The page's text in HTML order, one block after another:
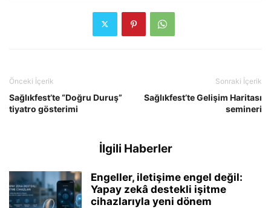
Önceki İçerik
Sağlıkfest’te “Doğru Duruş”
tiyatro gösterimi
Sonraki İçerik
Sağlıkfest’te Gelişim Haritası
semineri
İlgili Haberler
Engeller, iletişime engel değil:
Yapay zekâ destekli işitme
cihazlarıyla yeni dönem